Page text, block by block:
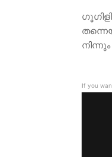
If you